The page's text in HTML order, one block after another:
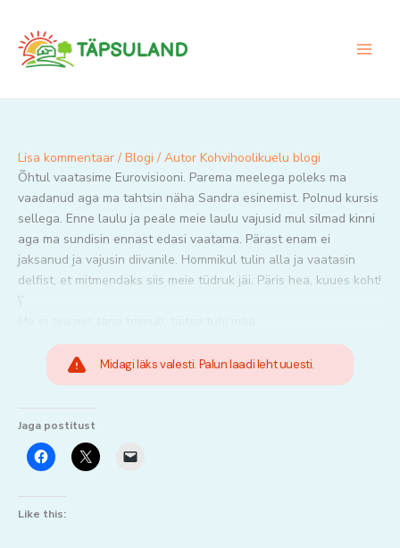
content
Lisa kommentaar / Blogi / Autor Kohvihoolikuelu blogi
Õhtul vaatasime Eurovisiooni. Parema meelega poleks ma
vaadanud aga ma tahtsin näha Sandra esinemist. Polnud kursis
sellega. Enne laulu ja peale meie laulu vajusid mul silmad kinni
aga ma sundisin ennast edasi vaatama. Pärast enam ei
jaksanud ja vajusin diivanile. Hommikul tulin alla ja vaatasin
delfist, et mitmendaks siis meie tüdruk jäi. Päris hea, kuues koht!
\’
Midagi läks valesti. Palun laadi leht uuesti.
Jaga postitust
Like this: